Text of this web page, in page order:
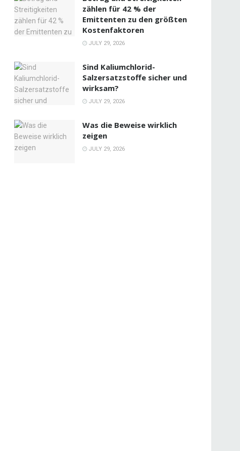
zählen für 42 % der
Emittenten zu den größten
Kostenfaktoren
JULY 29, 2026
Sind Kaliumchlorid-
Salzersatzstoffe sicher und
wirksam?
JULY 29, 2026
Was die Beweise wirklich
zeigen
JULY 29, 2026